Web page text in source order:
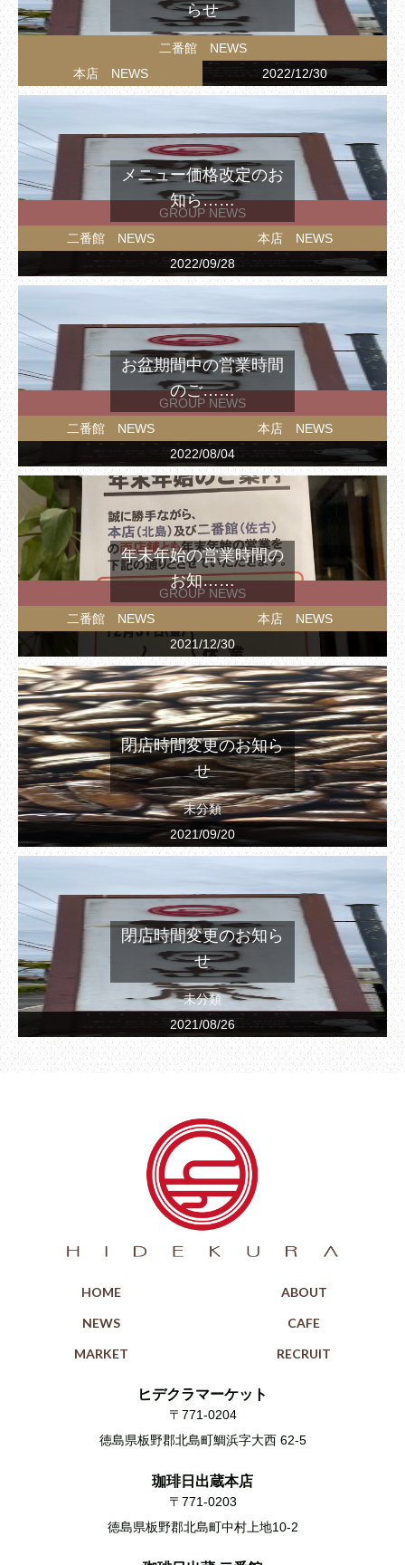
二番館 NEWS
本店 NEWS
2022/12/30
らせ
GROUP NEWS
二番館 NEWS
本店 NEWS
2022/09/28
メニュー価格改定のお
知ら……
GROUP NEWS
二番館 NEWS
本店 NEWS
2022/08/04
お盆期間中の営業時間
のご……
GROUP NEWS
二番館 NEWS
本店 NEWS
2021/12/30
年末年始の営業時間の
お知……
未分類
2021/09/20
閉店時間変更のお知ら
せ
未分類
2021/08/26
閉店時間変更のお知ら
せ
HOME
ABOUT
NEWS
CAFE
MARKET
RECRUIT
ヒデクラマーケット
〒771-0204
徳島県板野郡北島町鯛浜字大西 62-5
珈琲日出蔵本店
〒771-0203
徳島県板野郡北島町中村上地10-2